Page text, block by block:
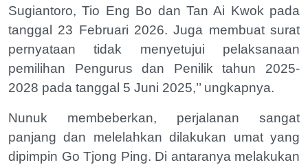
Sugiantoro, Tio Eng Bo dan Tan Ai Kwok pada
tanggal 23 Februari 2026. Juga membuat surat
pernyataan tidak menyetujui pelaksanaan
pemilihan Pengurus dan Penilik tahun 2025-
2028 pada tanggal 5 Juni 2025,’’ ungkapnya.
Nunuk membeberkan, perjalanan sangat
panjang dan melelahkan dilakukan umat yang
dipimpin Go Tjong Ping. Di antaranya melakukan